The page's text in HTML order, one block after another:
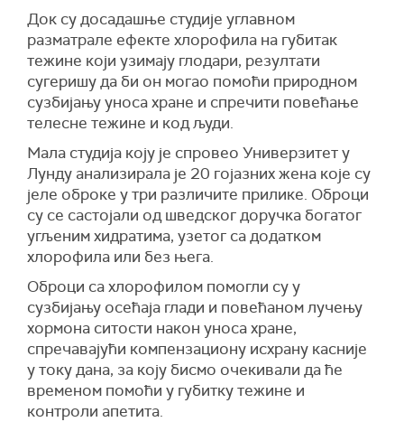
Док су досадашње студије углавном
разматрале ефекте хлорофила на губитак
тежине који узимају глодари, резултати
сугеришу да би он могао помоћи природном
сузбијању уноса хране и спречити повећање
телесне тежине и код људи.
Мала студија коју је спровео Универзитет у
Лунду анализирала је 20 гојазних жена које су
јеле оброке у три различите прилике. Оброци
су се састојали од шведског доручка богатог
угљеним хидратима, узетог са додатком
хлорофила или без њега.
Оброци са хлорофилом помогли су у
сузбијању осећаја глади и повећаном лучењу
хормона ситости након уноса хране,
спречавајући компензациону исхрану касније
у току дана, за коју бисмо очекивали да ће
временом помоћи у губитку тежине и
контроли апетита.